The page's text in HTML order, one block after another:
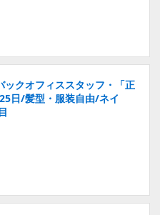
ックオフィススタッフ・「正
日/髪型・服装自由/ネイ